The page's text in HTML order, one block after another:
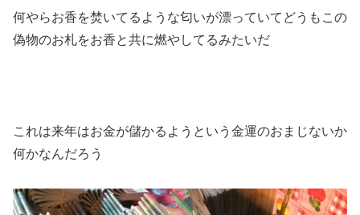
何やらお香を焚いてるような匂いが漂っていてどうもこの
偽物のお札をお香と共に燃やしてるみたいだ
これは来年はお金が儲かるようという金運のおまじないか
何かなんだろう